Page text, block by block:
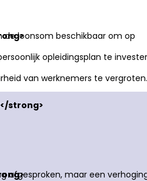
de loonsom beschikbaar om op
opleidingsplan te
van werknemers te vergroten.
afgesproken, maar een